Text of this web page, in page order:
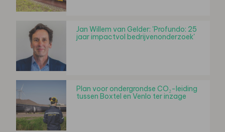
Jan Willem van Gelder: 'Profundo: 25
jaar impactvol bedrijvenonderzoek'
Plan voor ondergrondse CO₂-leiding
tussen Boxtel en Venlo ter inzage